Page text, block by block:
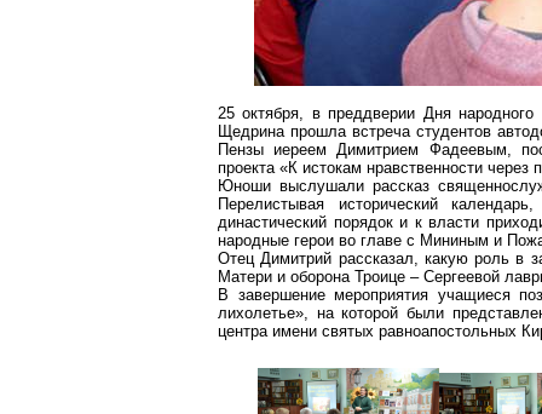
25 октября, в преддверии Дня
Щедрина прошла встреча студентов
Пензы иереемДимитрием Фадеевым,
проекта «К истокам нравственности через
Юноши выслушали рассказ
Перелистывая исторический
династический порядок и к власти
народные герои во главе с Мининым и
ОтецДимитрий рассказал, какую роль в
Матери и оборона Троице – Сергеевой
В завершение мероприятия учащиеся
лихолетье», на которой были
центра имени святых равноапостольных